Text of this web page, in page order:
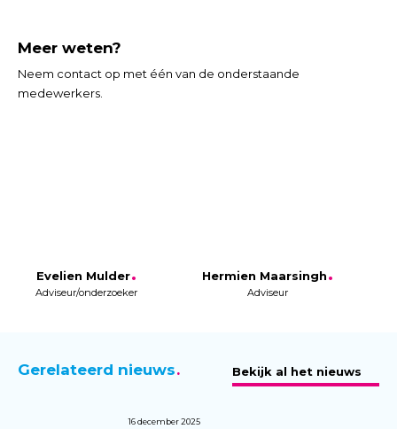
Meer weten?
Neem contact op met één van de onderstaande
medewerkers.
Evelien Mulder
Adviseur/onderzoeker
Hermien Maarsingh
Adviseur
Gerelateerd nieuws Bekijk al het nieuws
16 december 2025